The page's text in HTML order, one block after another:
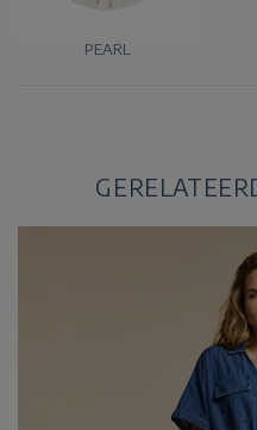
PEARL